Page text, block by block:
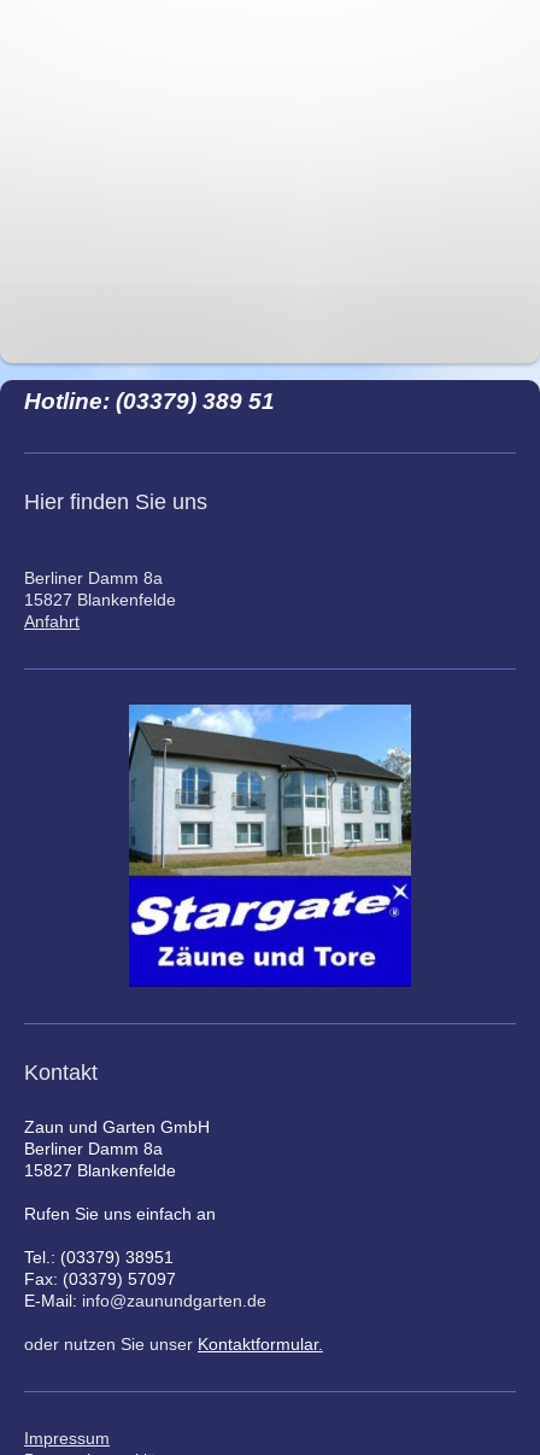
Hotline: (03379) 389 51
Hier finden Sie uns
Berliner Damm 8a
15827 Blankenfelde
Anfahrt
Kontakt
Zaun und Garten GmbH
Berliner Damm 8a
15827 Blankenfelde
Rufen Sie uns einfach an
Tel.: (03379) 38951
Fax: (03379) 57097
E-Mail: info@zaunundgarten.de
oder nutzen Sie unser Kontaktformular.
Impressum